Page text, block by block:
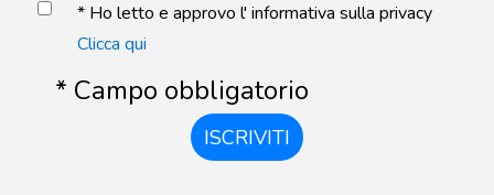
* Ho letto e approvo l' informativa sulla privacy
Clicca qui
* Campo obbligatorio
ISCRIVITI